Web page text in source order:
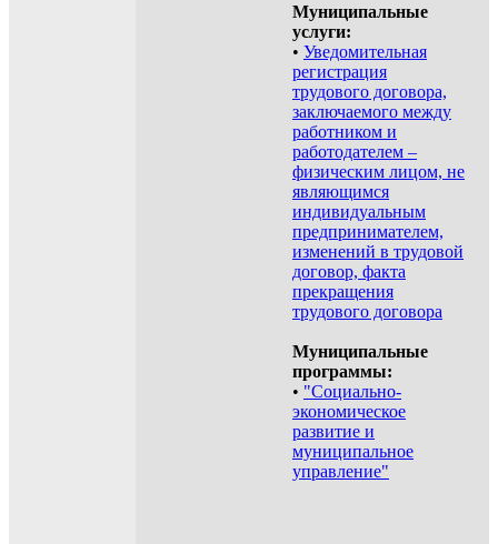
Муниципальные
услуги:
• Уведомительная
регистрация
трудового договора,
заключаемого между
работником и
работодателем –
физическим лицом, не
являющимся
индивидуальным
предпринимателем,
изменений в трудовой
договор, факта
прекращения
трудового договора
Муниципальные
программы:
• "Социально-
экономическое
развитие и
муниципальное
управление"